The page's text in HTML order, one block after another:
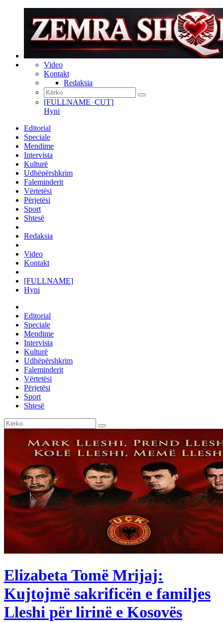
Video
Kontakt
Redaksia
[FULLNAME_CUT]
Hyni
Editorial
Speciale
Mendime
Intervista
Kulturë
Udhëpërshkrim
Faleminderit
Vërtetësi
Përjetësi
Sport
Shtesë
Redaksia
Video
Kontakt
[FULLNAME]
Hyni
Editorial
Speciale
Mendime
Intervista
Kulturë
Udhëpërshkrim
Faleminderit
Vërtetësi
Përjetësi
Sport
Shtesë
Elizabeta Tomë Mrijaj:
Kujtojmë sakrificën e familjes
Lleshi për lirinë e Kosovës